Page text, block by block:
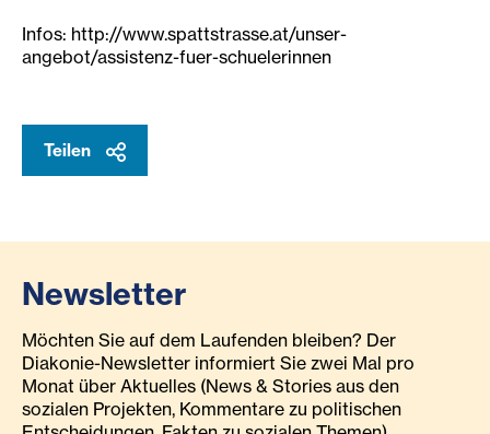
Infos: http://www.spattstrasse.at/unser-
angebot/assistenz-fuer-schuelerinnen
Teilen
Newsletter
Möchten Sie auf dem Laufenden bleiben? Der
Diakonie-Newsletter informiert Sie zwei Mal pro
Monat über Aktuelles (News & Stories aus den
sozialen Projekten, Kommentare zu politischen